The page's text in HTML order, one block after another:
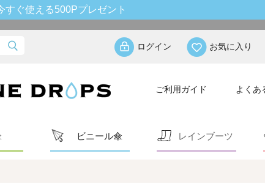
すぐ使える500Pプレゼント
ログイン お気に入り
ご利用ガイド よくあ
ビニール傘 レインブーツ